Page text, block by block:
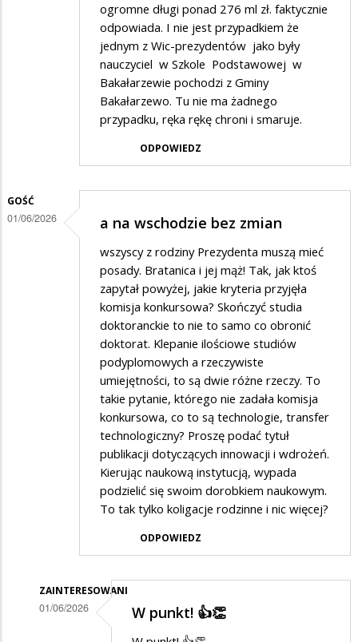
ogromne długi ponad 276 ml zł. faktycznie
odpowiada. I nie jest przypadkiem że
jednym z Wic-prezydentów jako były
nauczyciel w Szkole Podstawowej w
Bakałarzewie pochodzi z Gminy
Bakałarzewo. Tu nie ma żadnego
przypadku, ręka rękę chroni i smaruje.
ODPOWIEDZ
GOŚĆ
01/06/2026 a na wschodzie bez zmian
wszyscy z rodziny Prezydenta muszą mieć
posady. Bratanica i jej mąż! Tak, jak ktoś
zapytał powyżej, jakie kryteria przyjęła
komisja konkursowa? Skończyć studia
doktoranckie to nie to samo co obronić
doktorat. Klepanie ilościowe studiów
podyplomowych a rzeczywiste
umiejętności, to są dwie różne rzeczy. To
takie pytanie, którego nie zadała komisja
konkursowa, co to są technologie, transfer
technologiczny? Proszę podać tytuł
publikacji dotyczących innowacji i wdrożeń.
Kierując naukową instytucją, wypada
podzielić się swoim dorobkiem naukowym.
To tak tylko koligacje rodzinne i nic więcej?
ODPOWIEDZ
ZAINTERESOWANI
01/06/2026 W punkt! 👍👏